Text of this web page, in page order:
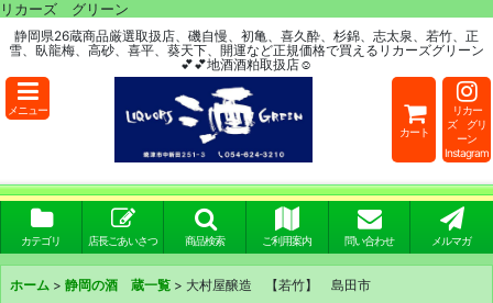
リカーズ グリーン
静岡県26蔵商品厳選取扱店、磯自慢、初亀、喜久酔、杉錦、志太泉、若竹、正
雪、臥龍梅、高砂、喜平、葵天下、開運など正規価格で買えるリカーズグリーン
💕💕地酒酒粕取扱店☺
メニュー
カート
リカー
ズ グリ
ーン
Instagram
カテゴリ 店長ごあいさつ 商品検索 ご利用案内 問い合わせ メルマガ
ホーム > 静岡の酒 蔵一覧 > 大村屋醸造 【若竹】 島田市